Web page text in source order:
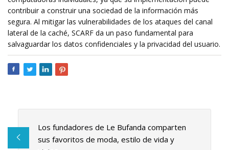
contribuir a construir una sociedad de la información más
segura. Al mitigar las vulnerabilidades de los ataques del canal
lateral de la caché, SCARF da un paso fundamental para
salvaguardar los datos confidenciales y la privacidad del usuario.
Los fundadores de Le Bufanda comparten
sus favoritos de moda, estilo de vida y